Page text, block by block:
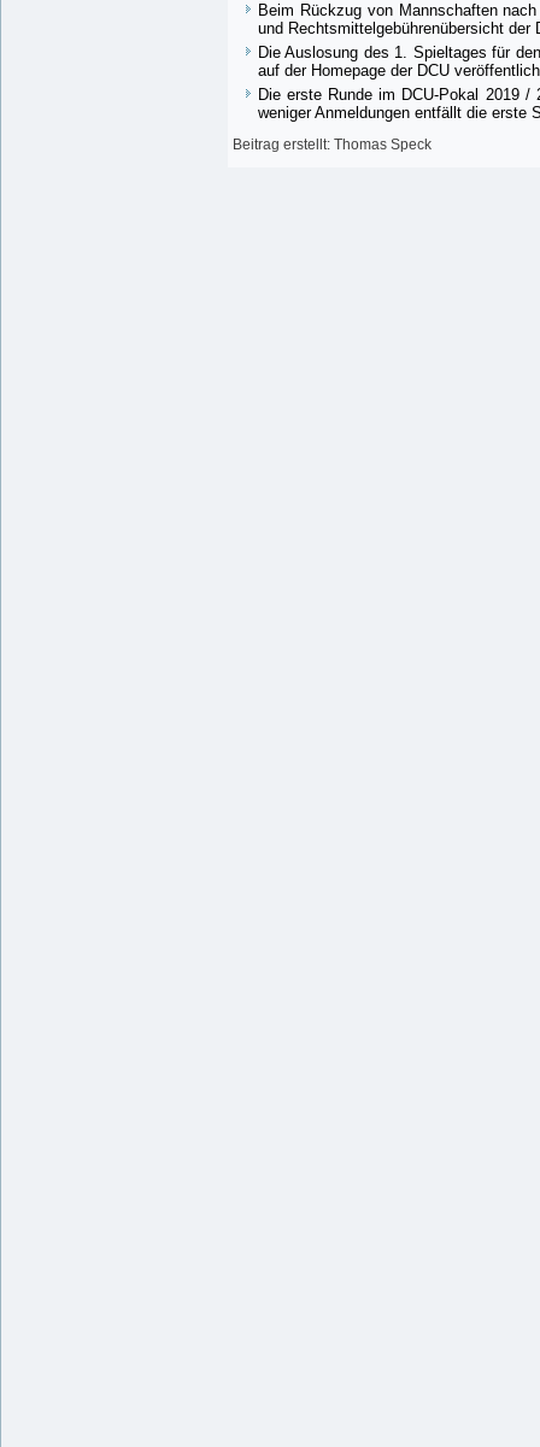
Beim Rückzug von Mannschaften
und Rechtsmittelgebührenübersicht der
Die Auslosung des 1. Spieltages für
auf der Homepage der DCU
Die erste Runde im DCU-Pokal 2019
weniger Anmeldungen entfällt die erste
Beitrag erstellt: Thomas Speck